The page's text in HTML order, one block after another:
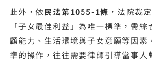
此外，依民法第1055-1條 ，法院裁
「子女最佳利益」為唯一標準，需綜
顧能力、生活環境與子女意願等因素
準的操作，往往需要律師引導當事人